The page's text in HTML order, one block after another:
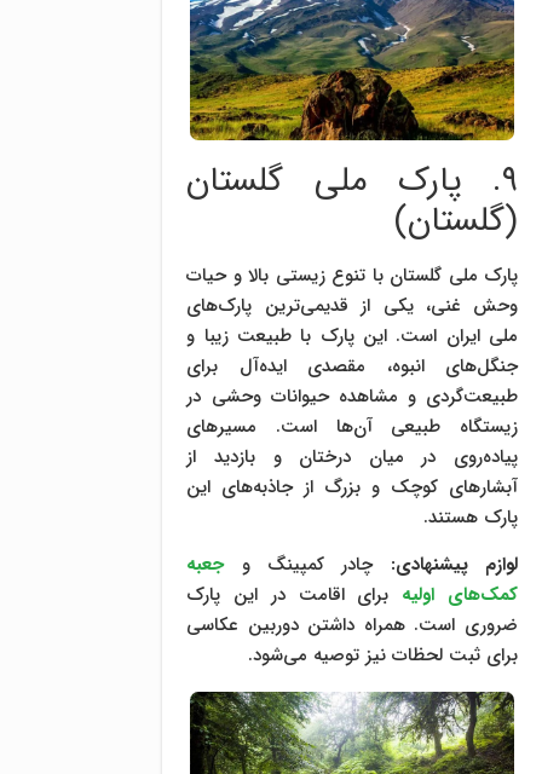
۹. پارک ملی گلستان
(گلستان)
پارک ملی گلستان با تنوع زیستی بالا و حیات
وحش غنی، یکی از قدیمی‌ترین پارک‌های
ملی ایران است. این پارک با طبیعت زیبا و
جنگل‌های انبوه، مقصدی ایده‌آل برای
طبیعت‌گردی و مشاهده حیوانات وحشی در
زیستگاه طبیعی آن‌ها است. مسیرهای
پیاده‌روی در میان درختان و بازدید از
آبشارهای کوچک و بزرگ از جاذبه‌های این
پارک هستند.
لوازم پیشنهادی: چادر کمپینگ وجعبه
کمک‌های اولیه برای اقامت در این پارک
ضروری است. همراه داشتن دوربین عکاسی
برای ثبت لحظات نیز توصیه می‌شود.